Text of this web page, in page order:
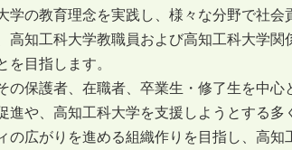
の教育理念を実践し、様々な分野で社会
高知工科大学教職員および高知工科大学関
目指します。
保護者、在職者、卒業生・修了生を中心
進や、高知工科大学を支援しようとする多
の広がりを進める組織作りを目指し、高知